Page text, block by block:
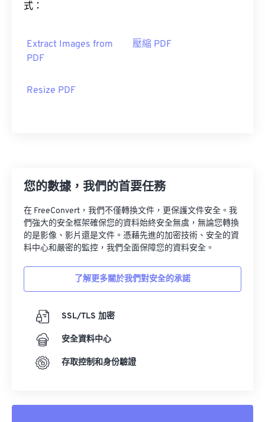
式：
Extract Images from
PDF
壓縮 PDF
Resize PDF
您的數據，我們的首要任務
在 FreeConvert，我們不僅轉換文件，更保護文件安全。我
們強大的安全框架確保您的資料始終安全無虞，無論您轉換
的是影像、影片還是文件。憑藉先進的加密技術、安全的資
料中心和嚴密的監控，我們全面保障您的資料安全。
了解更多關於我們對安全的承諾
SSL/TLS 加密
安全資料中心
存取控制和身份驗證